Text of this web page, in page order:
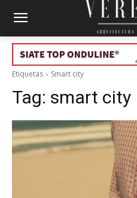
Etiquetas Smart city
Tag: smart city